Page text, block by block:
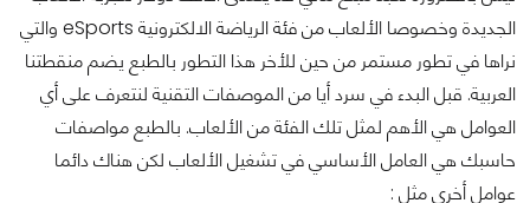
الجديدة وخصوصا الألعاب من فئة الرياضة الالكترونية eSports والتي
نراها في تطور مستمر من حين للأخر هذا التطور بالطبع يضم منقطتنا
العربية. قبل البدء في سرد أيا من الموصفات التقنية لنتعرف على أي
العوامل هي الأهم لمثل تلك الفئة من الألعاب. بالطبع مواصفات
حاسبك هي العامل الأساسي في تشغيل الألعاب لكن هناك دائما
عوامل أخرى مثل :